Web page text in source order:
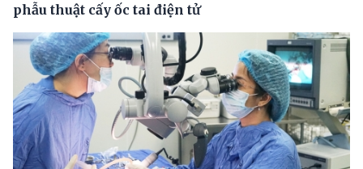
phẫu thuật cấy ốc tai điện tử